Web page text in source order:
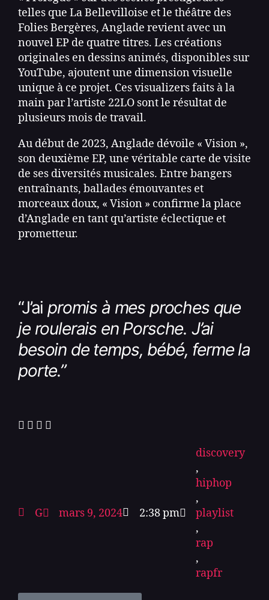
telles que La Bellevilloise et le théâtre des
Folies Bergères, Anglade revient avec un
nouvel EP de quatre titres. Les créations
originales en dessins animés, disponibles sur
YouTube, ajoutent une dimension visuelle
unique à ce projet. Ces visualizers faits à la
main par l’artiste 22LO sont le résultat de
plusieurs mois de travail.
Au début de 2023, Anglade dévoile « Vision »,
son deuxième EP, une véritable carte de visite
de ses diversités musicales. Entre bangers
entraînants, ballades émouvantes et
morceaux doux, « Vision » confirme la place
d’Anglade en tant qu’artiste éclectique et
prometteur.
“J’ai promis à mes proches que
je roulerais en Porsche. J’ai
besoin de temps, bébé, ferme la
porte.”
G mars 9, 2024 2:38 pm
discovery
,
hiphop
,
playlist
,
rap
,
rapfr